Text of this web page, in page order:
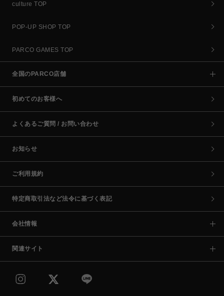
culture TOP
POP-UP SHOP TOP
PARCO GAMES TOP
全国のPARCO店舗
初めてのお客様へ
よくあるご質問 / お問い合わせ
お知らせ
ご利用規約
特定商取引法など法令に基づく表記
会社情報
関連サイト